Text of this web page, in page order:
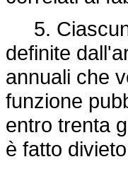
5.
definite
annuali che
funzione
entro trenta
è fatto